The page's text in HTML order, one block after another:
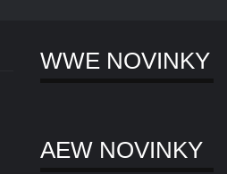
WWE NOVINKY
AEW NOVINKY